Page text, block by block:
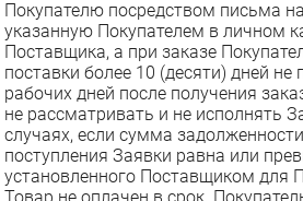
Покупателю посредством письма
указанную Покупателем в личном
Поставщика, а при заказе
поставки более 10 (десяти) дней не
рабочих дней после получения
не рассматривать и не исполнять
случаях, если сумма
поступления Заявки равна или
установленного Поставщиком для